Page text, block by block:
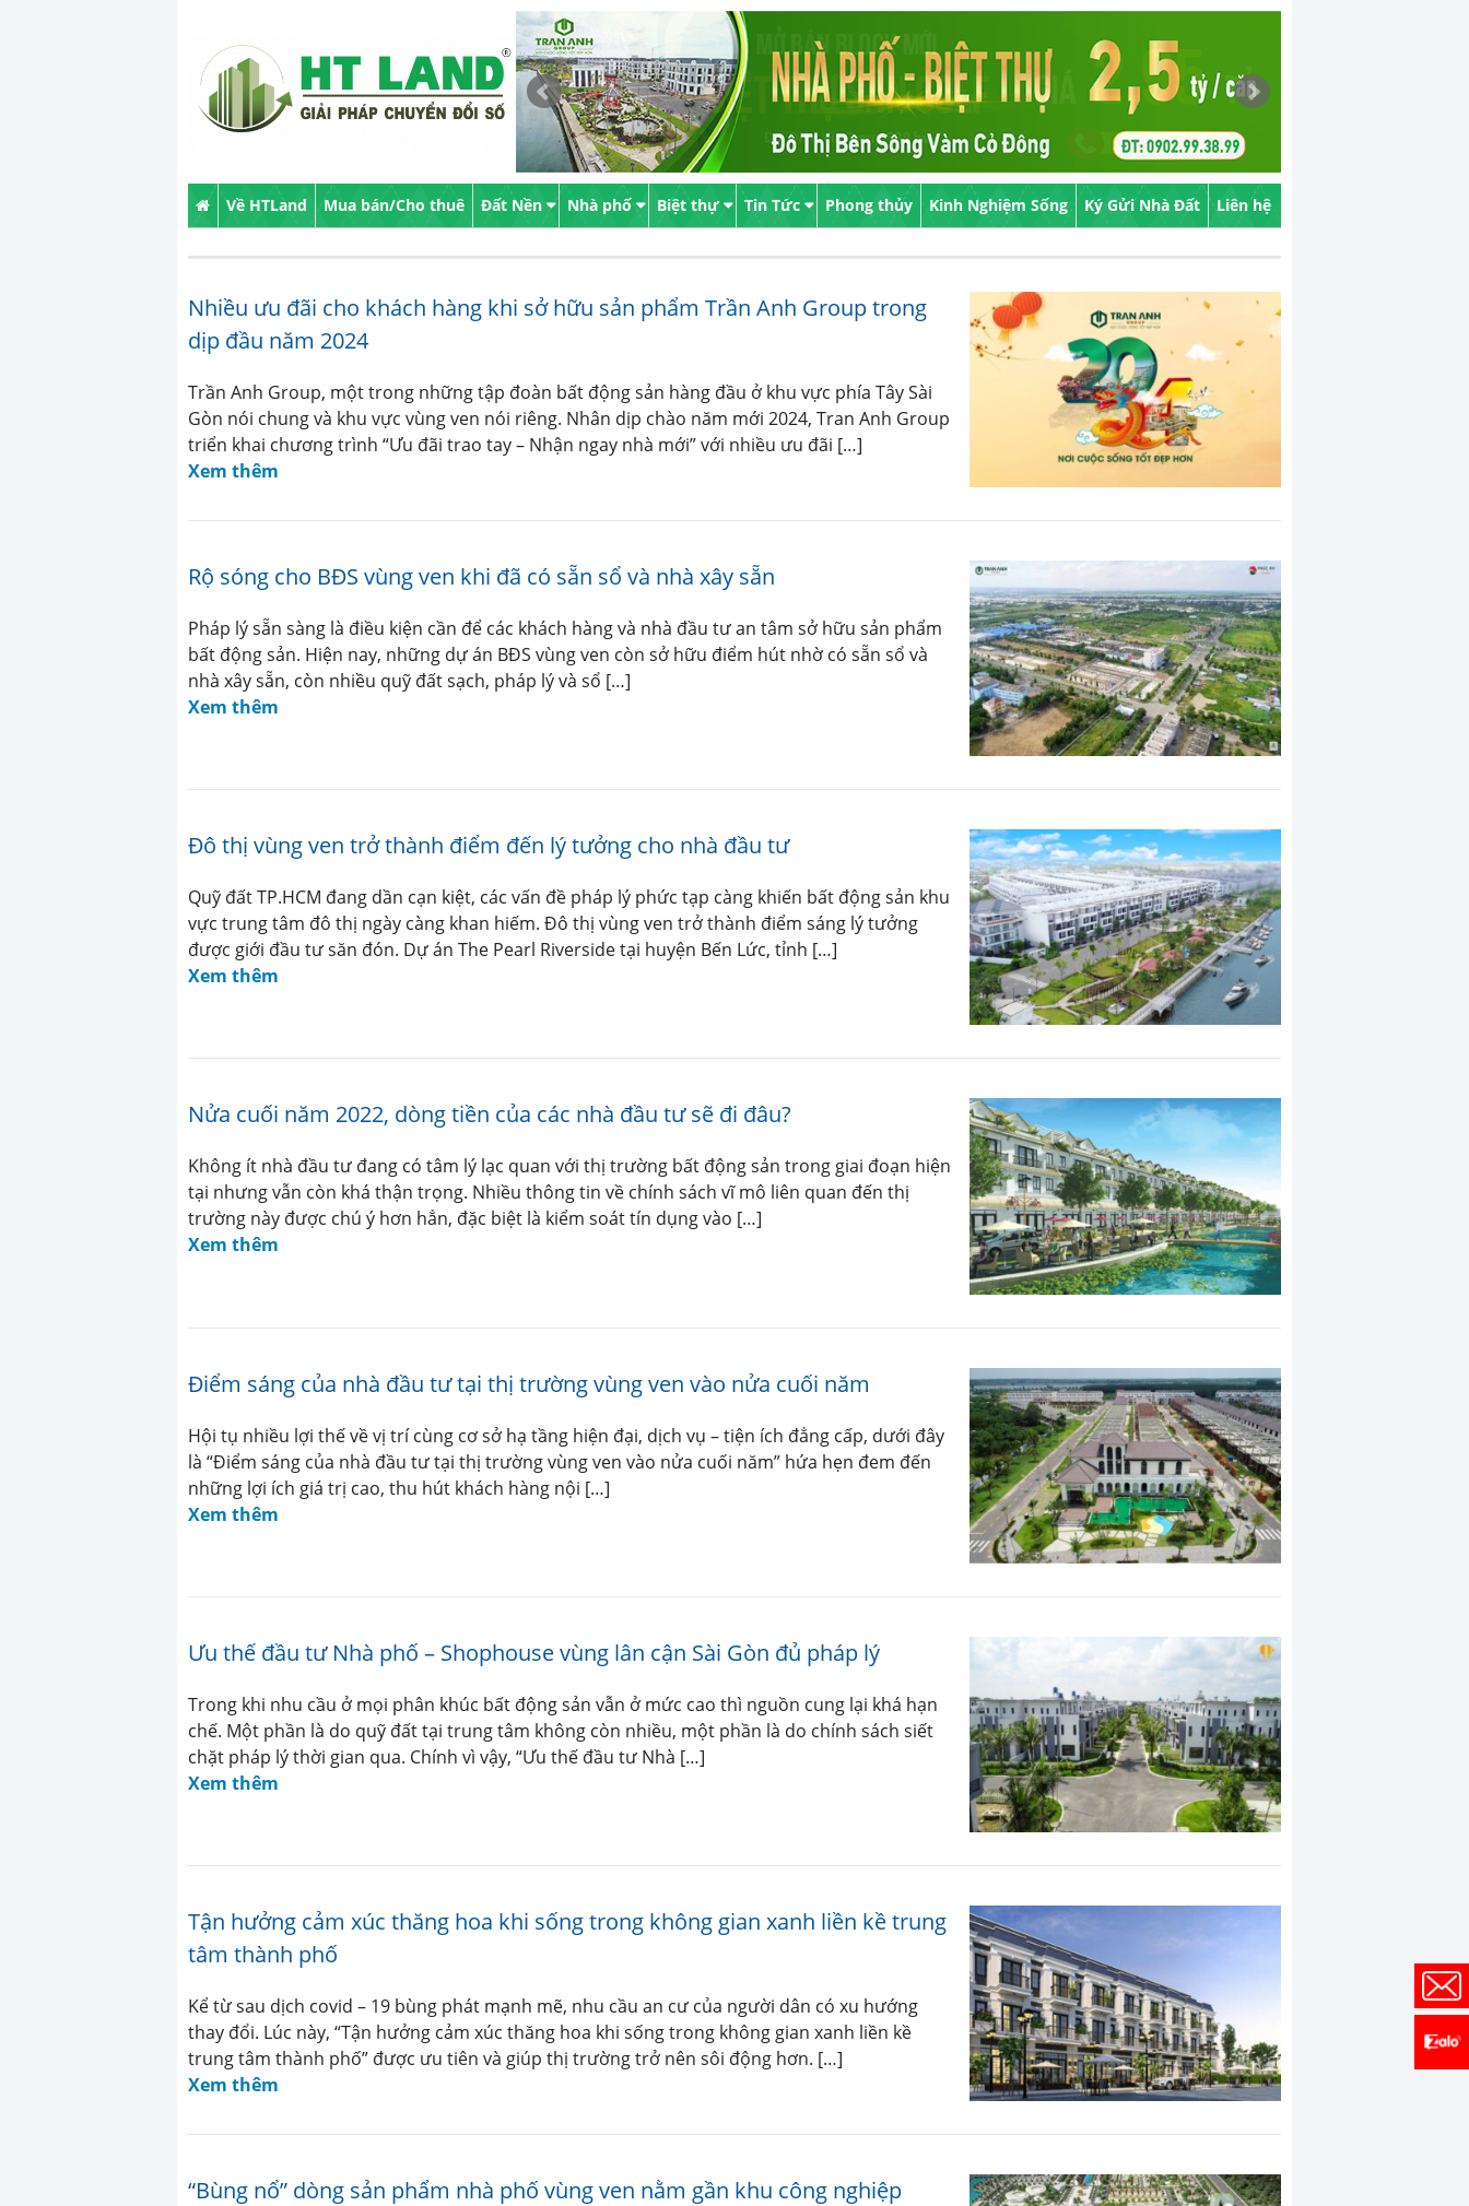
Về HTLand Mua bán/Cho thuê Đất Nền Nhà phố Biệt thự Tin Tức Phong thủy Kinh Nghiệm Sống Ký Gửi Nhà Đất Liên hệ
Nhiều ưu đãi cho khách hàng khi sở hữu sản phẩm Trần Anh Group trong
dịp đầu năm 2024
Trần Anh Group, một trong những tập đoàn bất động sản hàng đầu ở khu vực phía Tây Sài
Gòn nói chung và khu vực vùng ven nói riêng. Nhân dịp chào năm mới 2024, Tran Anh Group
triển khai chương trình “Ưu đãi trao tay – Nhận ngay nhà mới” với nhiều ưu đãi […]
Xem thêm
Rộ sóng cho BĐS vùng ven khi đã có sẵn sổ và nhà xây sẵn
Pháp lý sẵn sàng là điều kiện cần để các khách hàng và nhà đầu tư an tâm sở hữu sản phẩm
bất động sản. Hiện nay, những dự án BĐS vùng ven còn sở hữu điểm hút nhờ có sẵn sổ và
nhà xây sẵn, còn nhiều quỹ đất sạch, pháp lý và sổ […]
Xem thêm
Đô thị vùng ven trở thành điểm đến lý tưởng cho nhà đầu tư
Quỹ đất TP.HCM đang dần cạn kiệt, các vấn đề pháp lý phức tạp càng khiến bất động sản khu
vực trung tâm đô thị ngày càng khan hiếm. Đô thị vùng ven trở thành điểm sáng lý tưởng
được giới đầu tư săn đón. Dự án The Pearl Riverside tại huyện Bến Lức, tỉnh […]
Xem thêm
Nửa cuối năm 2022, dòng tiền của các nhà đầu tư sẽ đi đâu?
Không ít nhà đầu tư đang có tâm lý lạc quan với thị trường bất động sản trong giai đoạn hiện
tại nhưng vẫn còn khá thận trọng. Nhiều thông tin về chính sách vĩ mô liên quan đến thị
trường này được chú ý hơn hẳn, đặc biệt là kiểm soát tín dụng vào […]
Xem thêm
Điểm sáng của nhà đầu tư tại thị trường vùng ven vào nửa cuối năm
Hội tụ nhiều lợi thế về vị trí cùng cơ sở hạ tầng hiện đại, dịch vụ – tiện ích đẳng cấp, dưới đây
là “Điểm sáng của nhà đầu tư tại thị trường vùng ven vào nửa cuối năm” hứa hẹn đem đến
những lợi ích giá trị cao, thu hút khách hàng nội […]
Xem thêm
Ưu thế đầu tư Nhà phố – Shophouse vùng lân cận Sài Gòn đủ pháp lý
Trong khi nhu cầu ở mọi phân khúc bất động sản vẫn ở mức cao thì nguồn cung lại khá hạn
chế. Một phần là do quỹ đất tại trung tâm không còn nhiều, một phần là do chính sách siết
chặt pháp lý thời gian qua. Chính vì vậy, “Ưu thế đầu tư Nhà […]
Xem thêm
Tận hưởng cảm xúc thăng hoa khi sống trong không gian xanh liền kề trung
tâm thành phố
Kể từ sau dịch covid – 19 bùng phát mạnh mẽ, nhu cầu an cư của người dân có xu hướng
thay đổi. Lúc này, “Tận hưởng cảm xúc thăng hoa khi sống trong không gian xanh liền kề
trung tâm thành phố” được ưu tiên và giúp thị trường trở nên sôi động hơn. […]
Xem thêm
“Bùng nổ” dòng sản phẩm nhà phố vùng ven nằm gần khu công nghiệp